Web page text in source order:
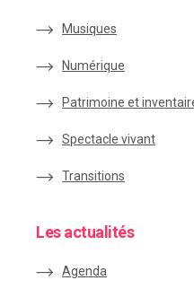
Musiques
Numérique
Patrimoine et
Spectacle vivant
Transitions
Les actualités
Agenda